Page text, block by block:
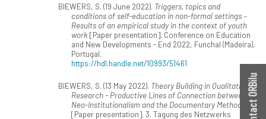
BIEWERS, S. (19 June 2022). Triggers, topics and
conditions of self-education in non-formal settings –
Results of an empirical study in the context of youth
work[Paper presentation]. Conference on Education
and New Developments - End 2022, Funchal (Madeira),
Portugal.
https://hdl.handle.net/10993/51461
BIEWERS, S. (13 May 2022). Theory Building in Qualitative
Research - Productive Lines of Connection between
Neo-Institutionalism and the Documentary Method
[Paper presentation]. 3. Tagung des Netzwerks
Contact ORBilu